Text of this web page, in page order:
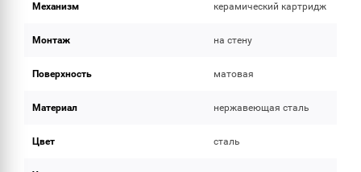
Механизм керамический картридж
Монтаж на стену
Поверхность матовая
Материал нержавеющая сталь
Цвет сталь